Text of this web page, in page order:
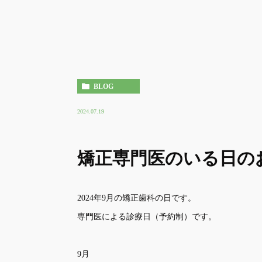
BLOG
2024.07.19
矯正専門医のいる日の
2024年9月の矯正歯科の日です。
専門医による診療日（予約制）です。
9月